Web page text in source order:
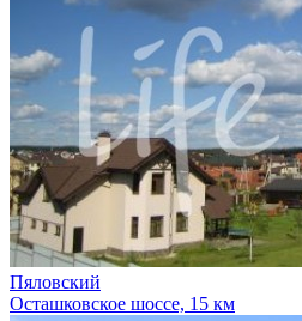
Пяловский
Осташковское шоссе, 15 км